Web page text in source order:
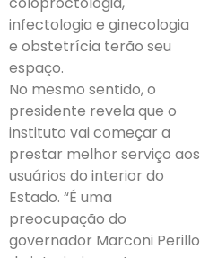
infectologia e ginecologia
e obstetrícia terão seu
espaço.
No mesmo sentido, o
presidente revela que o
instituto vai começar a
prestar melhor serviço aos
usuários do interior do
Estado. “É uma
preocupação do
governador Marconi Perillo